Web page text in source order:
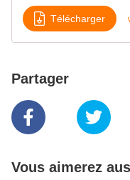
Télécharger
Partager
Vous aimerez